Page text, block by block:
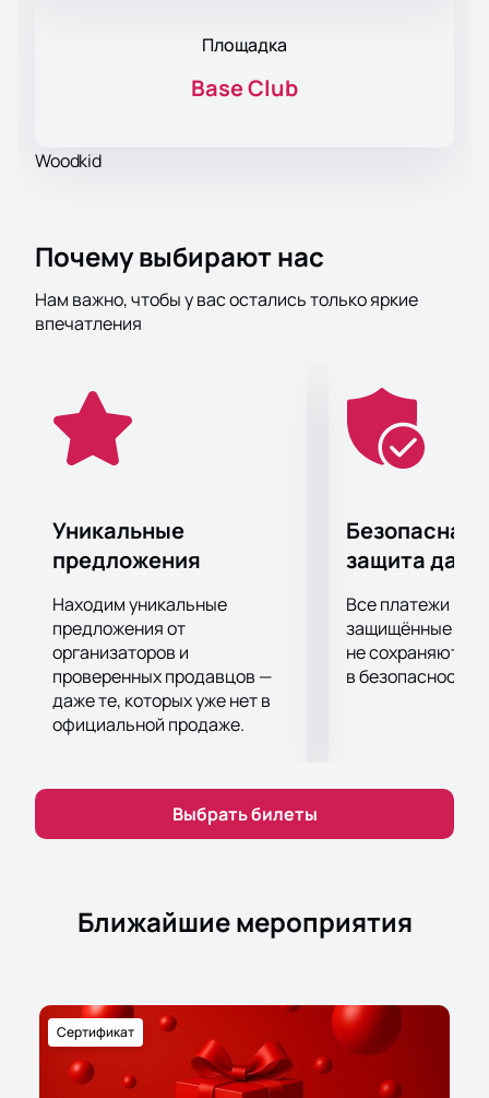
Площадка
Base Club
Woodkid
Почему выбирают нас
Нам важно, чтобы у вас остались только яркие
впечатления
Уникальные
предложения
Находим уникальные
предложения от
организаторов и
проверенных продавцов —
даже те, которых уже нет в
официальной продаже.
Безопасная
защита
Все платежи
защищённые
не сохраняются
в безопасности.
Выбрать билеты
Ближайшие мероприятия
Сертификат